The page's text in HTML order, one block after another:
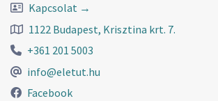
Kapcsolat →
1122 Budapest, Krisztina krt. 7.
+361 201 5003
info@eletut.hu
Facebook